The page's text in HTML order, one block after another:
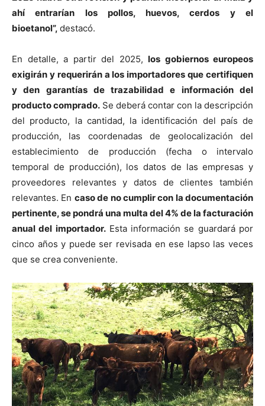
ahí entrarían los pollos, huevos, cerdos y el
bioetanol”, destacó.
En detalle, a partir del 2025, los gobiernos europeos
exigirán y requerirán a los importadores que certifiquen
y den garantías de trazabilidad e información del
producto comprado. Se deberá contar con la descripción
del producto, la cantidad, la identificación del país de
producción, las coordenadas de geolocalización del
establecimiento de producción (fecha o intervalo
temporal de producción), los datos de las empresas y
proveedores relevantes y datos de clientes también
relevantes. En caso de no cumplir con la documentación
pertinente, se pondrá una multa del 4% de la facturación
anual del importador.Esta información se guardará por
cinco años y puede ser revisada en ese lapso las veces
que se crea conveniente.